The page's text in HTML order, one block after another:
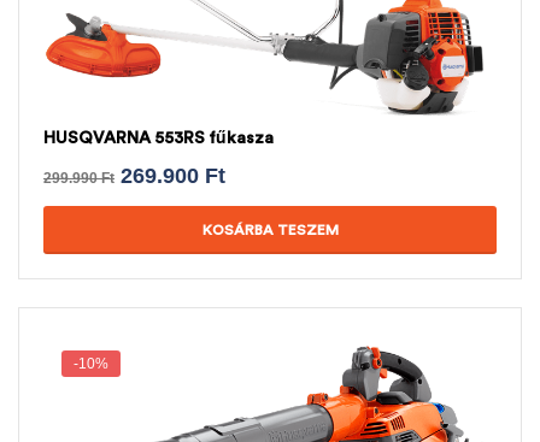
HUSQVARNA 553RS fűkasza
299.990Ft 269.900 Ft
KOSÁRBA TESZEM
-10%